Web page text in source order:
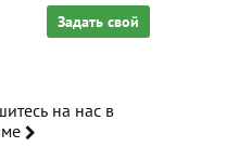
Задать свой
на нас в